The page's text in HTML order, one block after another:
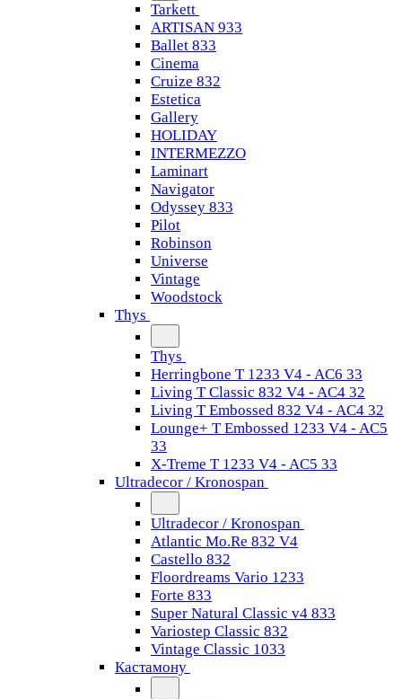
Tarkett
ARTISAN 933
Ballet 833
Cinema
Cruize 832
Estetica
Gallery
HOLIDAY
INTERMEZZO
Laminart
Navigator
Odyssey 833
Pilot
Robinson
Universe
Vintage
Woodstock
Thys
Thys
Herringbone T 1233 V4 - AC6 33
Living T Classic 832 V4 - AC4 32
Living T Embossed 832 V4 - AC4 32
Lounge+ T Embossed 1233 V4 - AC5
33
X-Treme T 1233 V4 - AC5 33
Ultradecor / Kronospan
Ultradecor / Kronospan
Atlantic Mo.Re 832 V4
Castello 832
Floordreams Vario 1233
Forte 833
Super Natural Classic v4 833
Variostep Classic 832
Vintage Classic 1033
Кастамону